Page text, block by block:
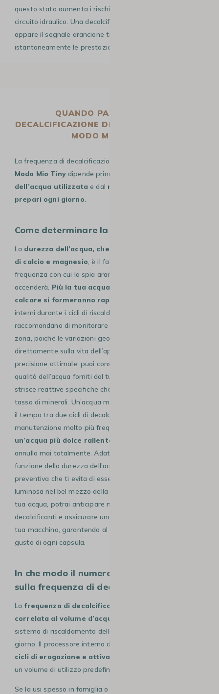
questo stato aumenta i rischi di blocco completo del
circuito idraulico. Una decalcificazione effettuata appena
appare il segnale arancione ti permette di ripristinare
istantaneamente le prestazioni originali.
QUANDO PASSARE ALLA
DECALCIFICAZIONE DELLA TUA LAVAZZA A
MODO MIO TINY?
La frequenza di decalcificazione della tua
Modo Mio Tinydipende principalmente dalla
dell’acqua utilizzatae dal numero di caffè che
prepari ogni giorno.
Come determinare la durezza dell’acqua?
La durezza dell’acqua, che misura la concentrazione
di calcio e magnesio, è il fattore determinante per la
frequenza con cui la spia arancione della tua Tiny si
accenderà. Più la tua acqua è “dura”, più i depositi di
calcare si formeranno rapidamente
interni durante i cicli di riscaldamento. Le istruzioni ti
raccomandano di monitorare la qualità dell’acqua della tua
zona, poiché le variazioni geografiche impattano
direttamente sulla vita dell’apparecchio. Per una
precisione ottimale, puoi consultare i rapporti annuali sulla
qualità dell’acqua forniti dal tuo comune o utilizzare delle
strisce reattive specifiche che cambiano colore in base al
tasso di minerali. Un’acqua molto calcarea può dimezzare
il tempo tra due cicli di decalcificazione, rendendo la
manutenzione molto più frequente. Al contrario,
un’acqua più dolce rallenta il processo
annulla mai totalmente. Adattare la tua vigilanza in
funzione della durezza dell’acqua è una strategia
preventiva che ti evita di essere sorpreso dall’allerta
luminosa nel bel mezzo della settimana. Sapendo com’è la
tua acqua, potrai anticipare meglio l’acquisto dei prodotti
decalcificanti e assicurare una protezione costante alla
tua macchina, garantendo al contempo la purezza del
gusto di ogni capsula.
In che modo il numero di caffè influisce
sulla frequenza di decalcificazione?
Lafrequenza di decalcificazione è direttamente
correlata al volume d’acqua
sistema di riscaldamento della tua Lavazza Tiny ogni
giorno. Il processore interno della macchina conteggia i
cicli di erogazione e attiva l’allerta arancione
un volume di utilizzo predefinito dal produttore.
Se la usi spesso in famiglia o in ufficio, il passaggio